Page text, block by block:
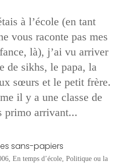
à l’école (en tant
vous raconte pas mes
là), j’ai vu arriver
de sikhs, le papa, la
sœurs et le petit frère.
il y a une classe de
primo arrivant...
sans-papiers
, En temps d’école, Politique ou la